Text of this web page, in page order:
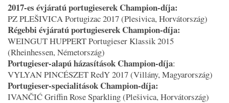
2017-es évjáratú portugieserek Champion-díja:
PZ PLEŠIVICA Portugizac 2017 (Plesivica, Horvátország)
Régebbi évjáratú portugieserek Champion-díja:
WEINGUT HUPPERT Portugieser Klassik 2015
(Rheinhessen, Németország)
Portugieser-alapú házasítások Champion-díja:
VYLYAN PINCÉSZET RedY 2017 (Villány, Magyarország)
Portugieser-specialitások Champion-díja:
IVANČIĆ Griffin Rose Sparkling (Plešivica, Horvátország)